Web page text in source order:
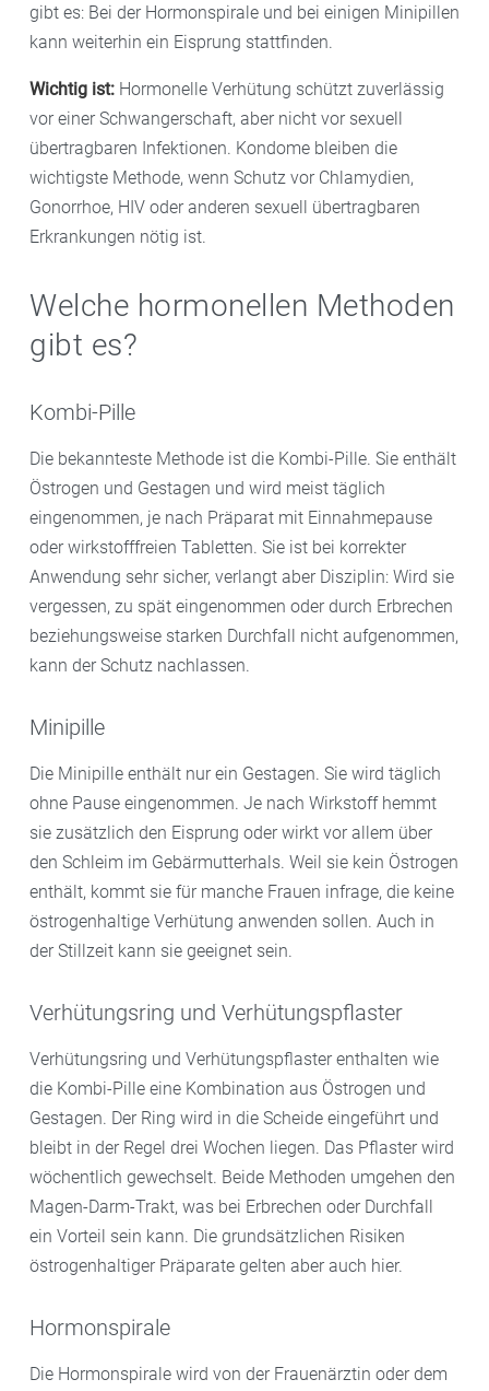
gibt es: Bei der Hormonspirale und bei einigen Minipillen
kann weiterhin ein Eisprung stattfinden.
Wichtig ist: Hormonelle Verhütung schützt zuverlässig
vor einer Schwangerschaft, aber nicht vor sexuell
übertragbaren Infektionen. Kondome bleiben die
wichtigste Methode, wenn Schutz vor Chlamydien,
Gonorrhoe, HIV oder anderen sexuell übertragbaren
Erkrankungen nötig ist.
Welche hormonellen Methoden
gibt es?
Kombi-Pille
Die bekannteste Methode ist die Kombi-Pille. Sie enthält
Östrogen und Gestagen und wird meist täglich
eingenommen, je nach Präparat mit Einnahmepause
oder wirkstofffreien Tabletten. Sie ist bei korrekter
Anwendung sehr sicher, verlangt aber Disziplin: Wird sie
vergessen, zu spät eingenommen oder durch Erbrechen
beziehungsweise starken Durchfall nicht aufgenommen,
kann der Schutz nachlassen.
Minipille
Die Minipille enthält nur ein Gestagen. Sie wird täglich
ohne Pause eingenommen. Je nach Wirkstoff hemmt
sie zusätzlich den Eisprung oder wirkt vor allem über
den Schleim im Gebärmutterhals. Weil sie kein Östrogen
enthält, kommt sie für manche Frauen infrage, die keine
östrogenhaltige Verhütung anwenden sollen. Auch in
der Stillzeit kann sie geeignet sein.
Verhütungsring und Verhütungspflaster
Verhütungsring und Verhütungspflaster enthalten wie
die Kombi-Pille eine Kombination aus Östrogen und
Gestagen. Der Ring wird in die Scheide eingeführt und
bleibt in der Regel drei Wochen liegen. Das Pflaster wird
wöchentlich gewechselt. Beide Methoden umgehen den
Magen-Darm-Trakt, was bei Erbrechen oder Durchfall
ein Vorteil sein kann. Die grundsätzlichen Risiken
östrogenhaltiger Präparate gelten aber auch hier.
Hormonspirale
Die Hormonspirale wird von der Frauenärztin oder dem